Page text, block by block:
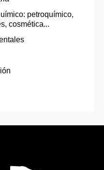
petroquímico,
cosmética...